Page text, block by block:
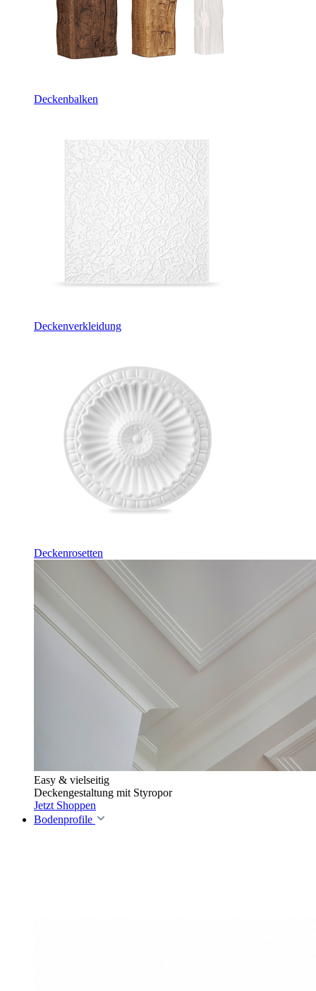
Deckenbalken
Deckenverkleidung
Deckenrosetten
Easy & vielseitig
Deckengestaltung mit Styropor
Jetzt Shoppen
Bodenprofile